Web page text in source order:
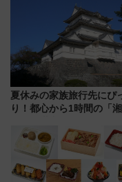
夏休みの家族旅行先にぴ
り！都心から1時間の「
島とは異なる魅力を持つ
注目スポット